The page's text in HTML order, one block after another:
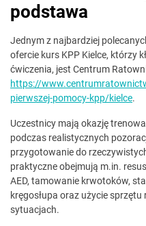
podstawa
Jednym z najbardziej
ofercie kurs KPP Kielce, którzy
ćwiczenia, jest Centrum
https://
pierwszej-pomocy-kpp/kielce.
Uczestnicy mają okazję
podczas realistycznych
przygotowanie do
praktyczne obejmują m.in.
AED, tamowanie krwotoków,
kręgosłupa oraz użycie
sytuacjach.